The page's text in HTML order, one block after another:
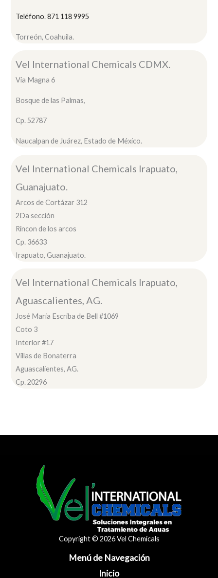
Teléfono.871 118 9995
Torreón, Coahuila.
Vel International Chemicals CDMX.
Via Magna 6
Bosque de las Palmas,
Cp. 52787
Naucalpan de Juárez, Estado de México.
Vel International Chemicals Irapuato,
Guanajuato.
Arcos de Cortázar 312
2Da sección
Rincon de los arcos
Cp. 36633
Irapuato, Guanajuato.
Vel International Chemicals Irapuato,
Aguascalientes, AG.
José Maria Escriba de Bell #1069
Coto 3
Interior #17
Villas de Bonaterra
Aguascalientes, AG.
Cp. 20296
Copyright © 2026 Vel Chemicals
Menú de Navegación
Inicio